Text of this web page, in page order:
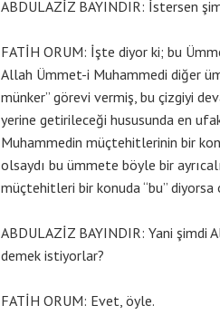
ABDULAZİZ BAYINDIR: İstersen
FATİH ORUM: İşte diyor ki; bu
Allah Ümmet-i Muhammedi diğer
münker” görevi vermiş, bu çizgiyi
yerine getirileceği hususunda en
Muhammedin müçtehitlerinin bir
olsaydı bu ümmete böyle bir
müçtehitleri bir konuda “bu” diyorsa
ABDULAZİZ BAYINDIR: Yani
demek istiyorlar?
FATİH ORUM: Evet, öyle.